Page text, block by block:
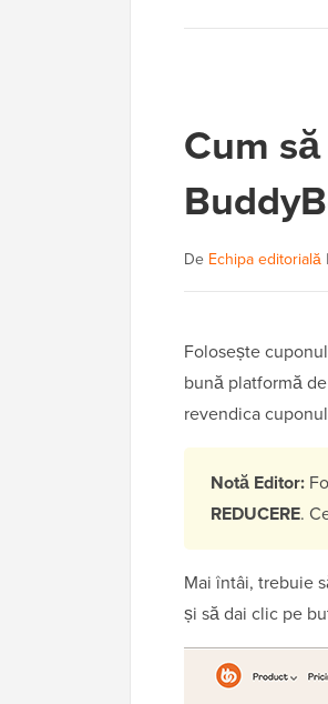
Cum
De Echipa editorială |
Folosește
bună platformă
revendica
Notă Editor:
REDUCERE.
Mai întâi, trebuie
și să dai clic pe